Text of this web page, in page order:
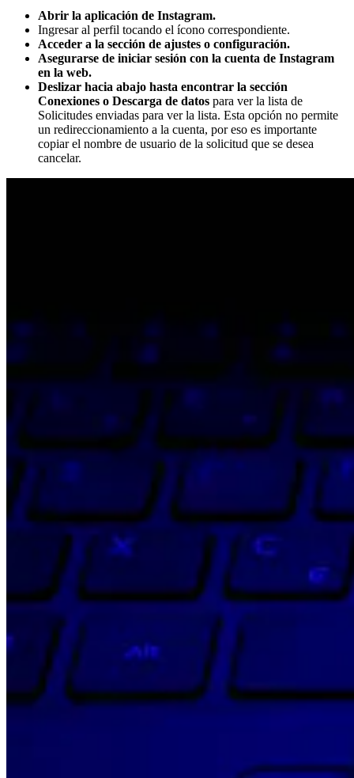
Abrir la aplicación de Instagram.
Ingresar al perfil tocando el ícono correspondiente.
Acceder a la sección de ajustes o configuración.
Asegurarse de iniciar sesión con la cuenta de Instagram
en la web.
Deslizar hacia abajo hasta encontrar la sección
Conexiones o Descarga de datos para ver la lista de
Solicitudes enviadas para ver la lista. Esta opción no permite
un redireccionamiento a la cuenta, por eso es importante
copiar el nombre de usuario de la solicitud que se desea
cancelar.